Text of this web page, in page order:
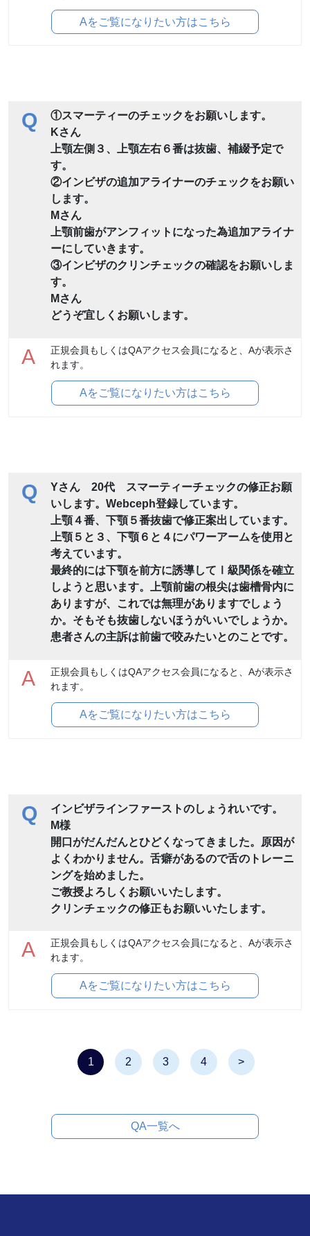
Aをご覧になりたい方はこちら
Q
①スマーティーのチェックをお願いします。
Kさん
上顎左側３、上顎左右６番は抜歯、補綴予定で
す。
②インビザの追加アライナーのチェックをお願い
します。
Mさん
上顎前歯がアンフィットになった為追加アライナ
ーにしていきます。
③インビザのクリンチェックの確認をお願いしま
す。
Mさん
どうぞ宜しくお願いします。
A
正規会員もしくはQAアクセス会員になると、Aが表示さ
れます。
Aをご覧になりたい方はこちら
Q
Yさん 20代 スマーティーチェックの修正お願
いします。Webceph登録しています。
上顎４番、下顎５番抜歯で修正案出しています。
上顎５と３、下顎６と４にパワーアームを使用と
考えています。
最終的には下顎を前方に誘導してⅠ級関係を確立
しようと思います。上顎前歯の根尖は歯槽骨内に
ありますが、これでは無理がありますでしょう
か。そもそも抜歯しないほうがいいでしょうか。
患者さんの主訴は前歯で咬みたいとのことです。
A
正規会員もしくはQAアクセス会員になると、Aが表示さ
れます。
Aをご覧になりたい方はこちら
Q
インビザラインファーストのしょうれいです。
M様
開口がだんだんとひどくなってきました。原因が
よくわかりません。舌癖があるので舌のトレーニ
ングを始めました。
ご教授よろしくお願いいたします。
クリンチェックの修正もお願いいたします。
A
正規会員もしくはQAアクセス会員になると、Aが表示さ
れます。
Aをご覧になりたい方はこちら
1 2 3 4 >
QA一覧へ